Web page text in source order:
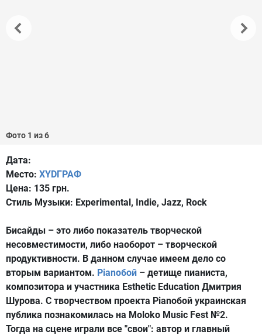
Фото 1 из 6
Дата:
Место: XYDГРАФ
Цена: 135 грн.
Стиль Музыки: Experimental, Indie, Jazz, Rock
Бисайды – это либо показатель творческой
несовместимости, либо наоборот – творческой
продуктивности. В данном случае имеем дело со
вторым вариантом. Pianoбой – детище пианиста,
композитора и участника Esthetic Education Дмитрия
Шурова. C творчеством проекта Pianoбой украинская
публика познакомилась на Moloko Music Fest №2.
Тогда на сцене играли все "свои": автор и главный